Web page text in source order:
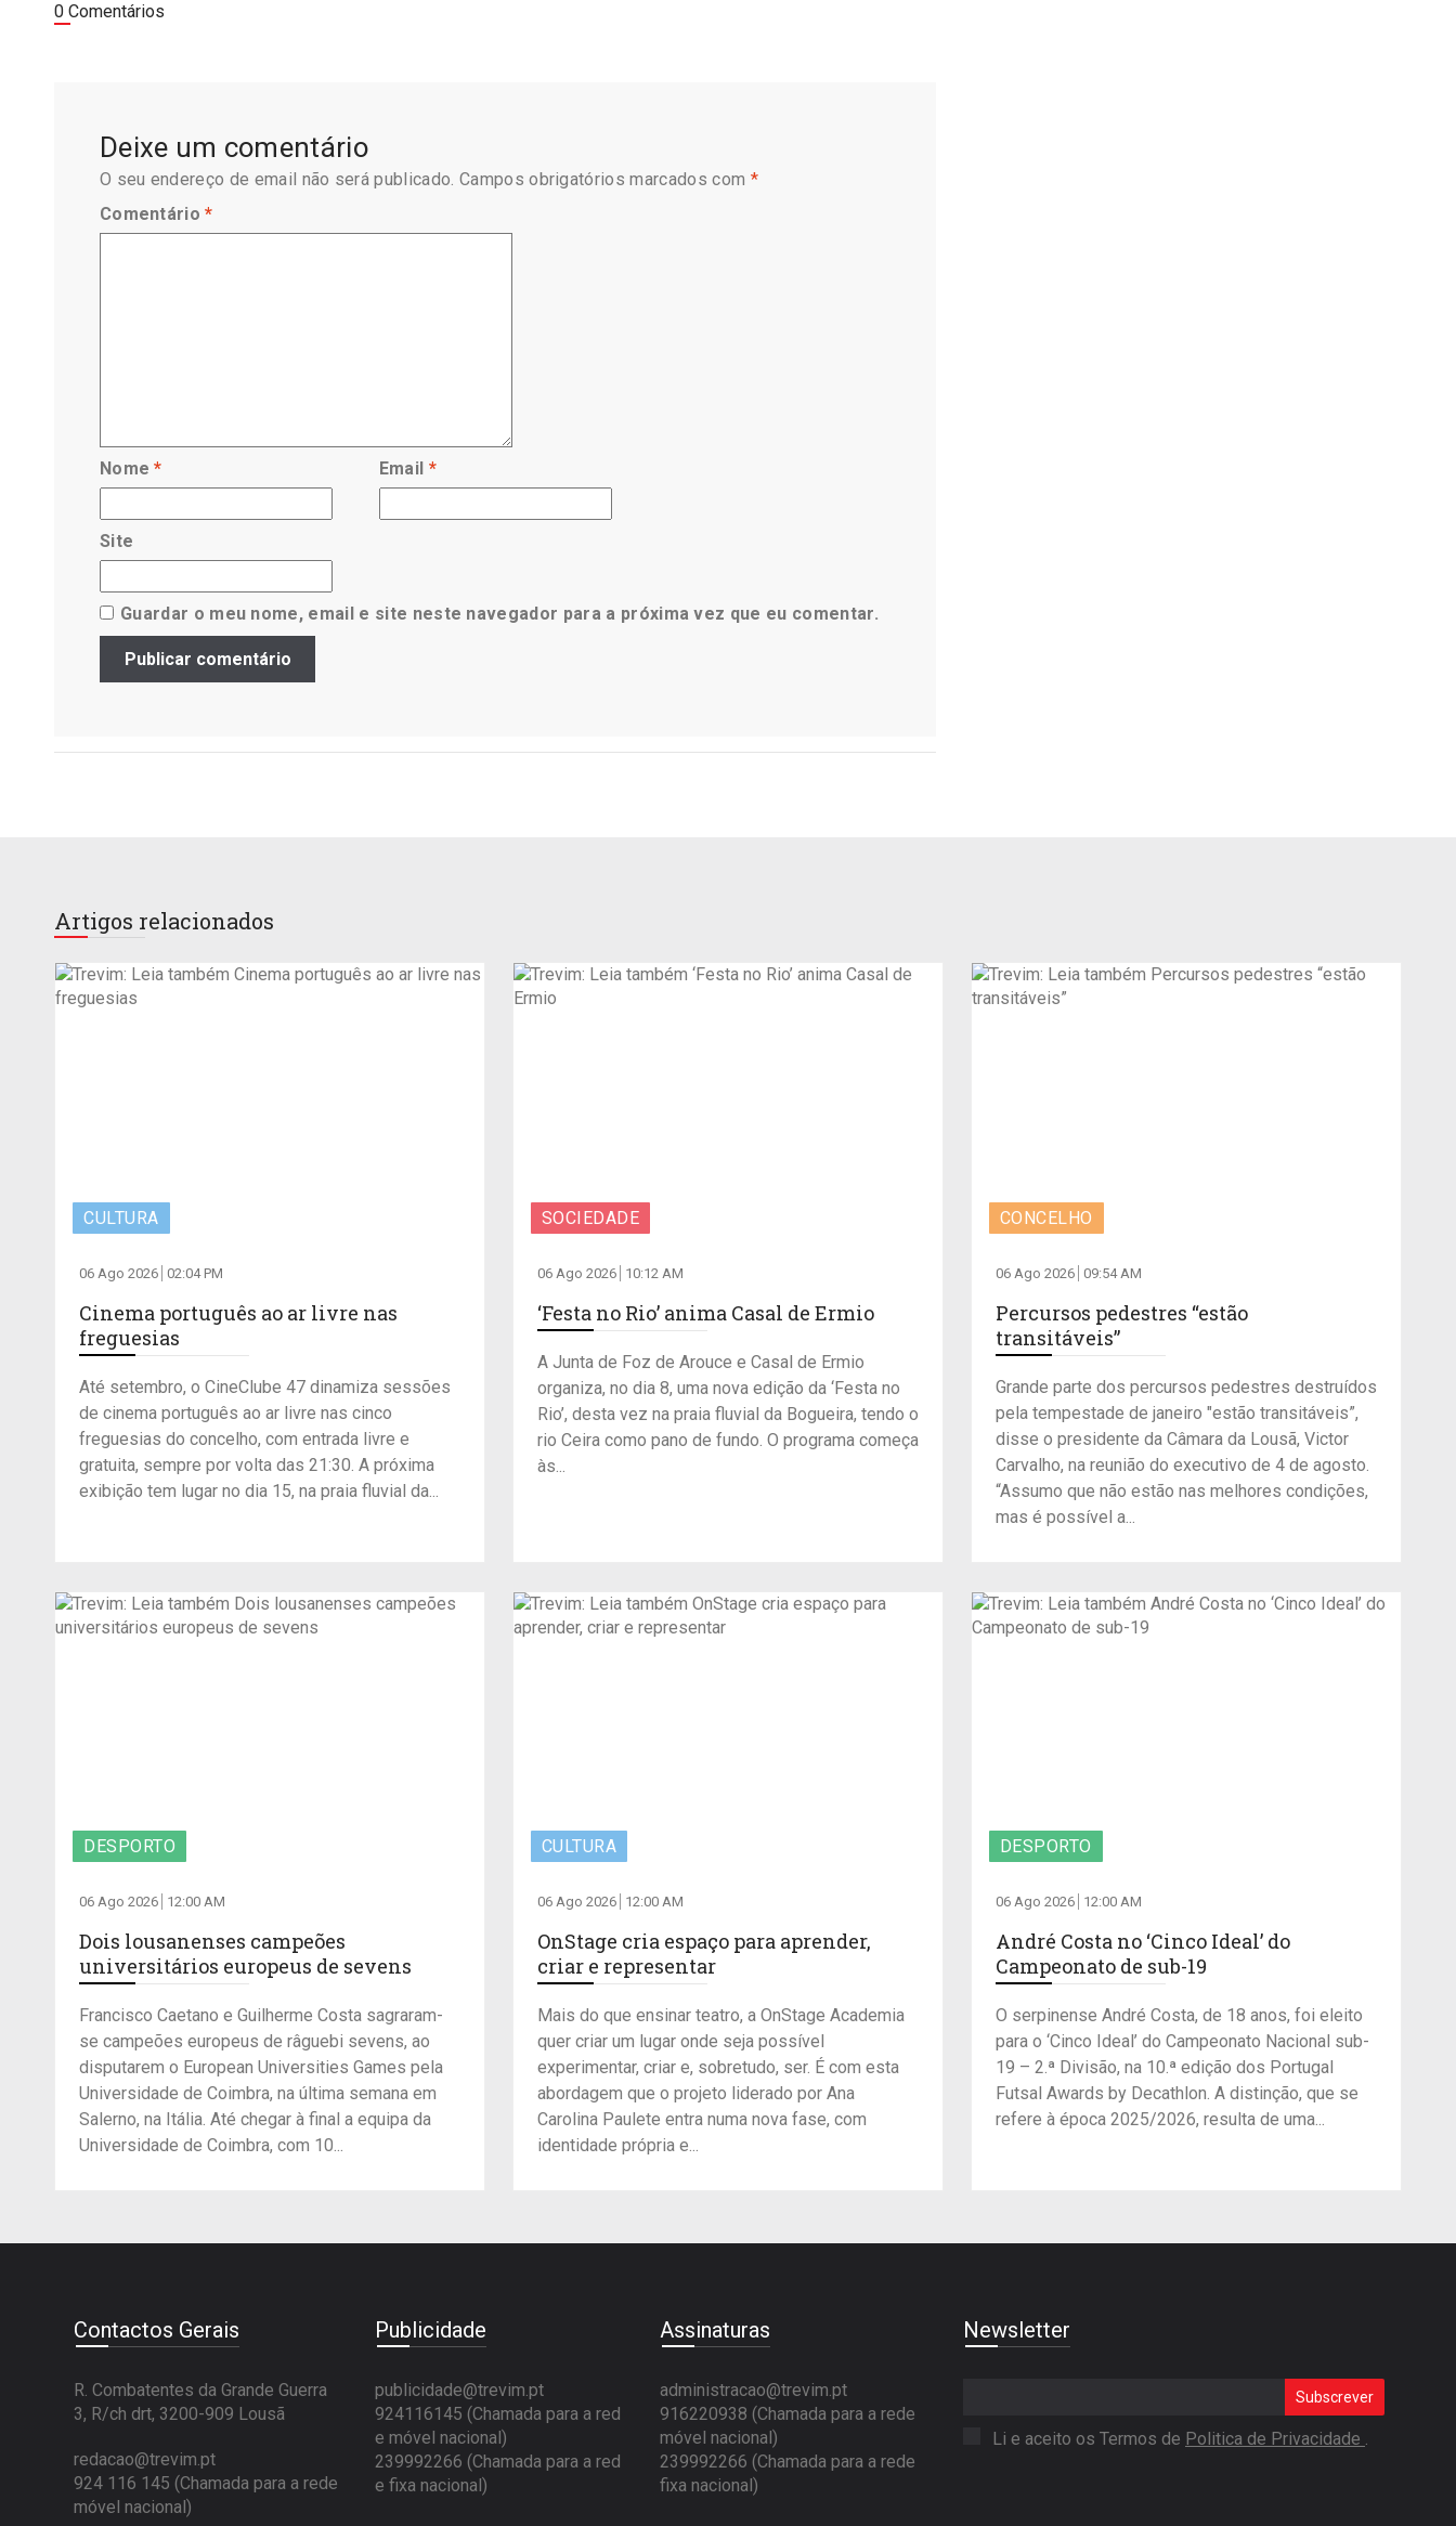
0 Comentários
Deixe um comentário
O seu endereço de email não será publicado. Campos obrigatórios marcados com *
Comentário*
Nome* Email *
Site
Guardar o meu nome, email e site neste navegador para a próxima vez que eu comentar.
Artigos relacionados
CULTURA
06 Ago 2026 02:04 PM
Cinema português ao ar livre nas
freguesias
Até setembro, o CineClube 47 dinamiza sessões
de cinema português ao ar livre nas cinco
freguesias do concelho, com entrada livre e
gratuita, sempre por volta das 21:30. A próxima
exibição tem lugar no dia 15, na praia fluvial da...
SOCIEDADE
06 Ago 2026 10:12 AM
‘Festa no Rio’ anima Casal de Ermio
A Junta de Foz de Arouce e Casal de Ermio
organiza, no dia 8, uma nova edição da ‘Festa no
Rio’, desta vez na praia fluvial da Bogueira, tendo o
rio Ceira como pano de fundo. O programa começa
às...
CONCELHO
06 Ago 2026 09:54 AM
Percursos pedestres “estão
transitáveis”
Grande parte dos percursos pedestres destruídos
pela tempestade de janeiro "estão transitáveis”,
disse o presidente da Câmara da Lousã, Victor
Carvalho, na reunião do executivo de 4 de agosto.
“Assumo que não estão nas melhores condições,
mas é possível a...
DESPORTO
06 Ago 2026 12:00 AM
Dois lousanenses campeões
universitários europeus de sevens
Francisco Caetano e Guilherme Costa sagraram-
se campeões europeus de râguebi sevens, ao
disputarem o European Universities Games pela
Universidade de Coimbra, na última semana em
Salerno, na Itália. Até chegar à final a equipa da
Universidade de Coimbra, com 10...
CULTURA
06 Ago 2026 12:00 AM
OnStage cria espaço para aprender,
criar e representar
Mais do que ensinar teatro, a OnStage Academia
quer criar um lugar onde seja possível
experimentar, criar e, sobretudo, ser. É com esta
abordagem que o projeto liderado por Ana
Carolina Paulete entra numa nova fase, com
identidade própria e...
DESPORTO
06 Ago 2026 12:00 AM
André Costa no ‘Cinco Ideal’ do
Campeonato de sub-19
O serpinense André Costa, de 18 anos, foi eleito
para o ‘Cinco Ideal’ do Campeonato Nacional sub-
19 – 2.ª Divisão, na 10.ª edição dos Portugal
Futsal Awards by Decathlon. A distinção, que se
refere à época 2025/2026, resulta de uma...
Contactos Gerais
R. Combatentes da Grande Guerra
3, R/ch drt, 3200-909 Lousã
redacao@trevim.pt
924 116 145 (Chamada para a rede
móvel nacional)
Publicidade
publicidade@trevim.pt
924116145 (Chamada para a red
e móvel nacional)
239992266 (Chamada para a red
e fixa nacional)
Assinaturas
administracao@trevim.pt
916220938 (Chamada para a rede
móvel nacional)
239992266 (Chamada para a rede
fixa nacional)
Newsletter
Subscrever
Li e aceito os Termos de Politica de Privacidade .